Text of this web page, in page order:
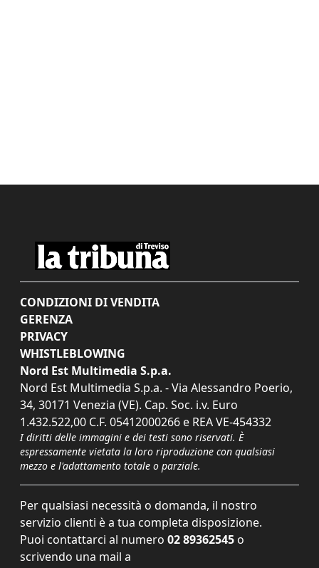
CONDIZIONI DI VENDITA
GERENZA
PRIVACY
WHISTLEBLOWING
Nord Est Multimedia S.p.a.
Nord Est Multimedia S.p.a. - Via Alessandro Poerio,
34, 30171 Venezia (VE). Cap. Soc. i.v. Euro
1.432.522,00 C.F. 05412000266 e REA VE-454332
I diritti delle immagini e dei testi sono riservati. È
espressamente vietata la loro riproduzione con qualsiasi
mezzo e l'adattamento totale o parziale.
Per qualsiasi necessità o domanda, il nostro
servizio clienti è a tua completa disposizione.
Puoi contattarci al numero 02 89362545 o
scrivendo una mail a